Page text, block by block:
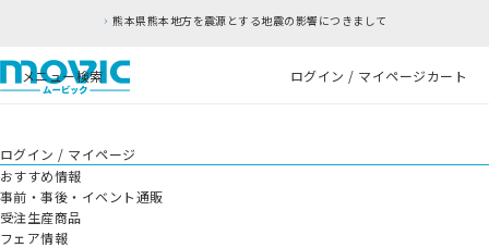
熊本県熊本地方を震源とする地震の影響につきまして
メニュー検索 ログイン / マイページカート
ログイン / マイページ
おすすめ情報
事前・事後・イベント通販
受注生産商品
フェア情報